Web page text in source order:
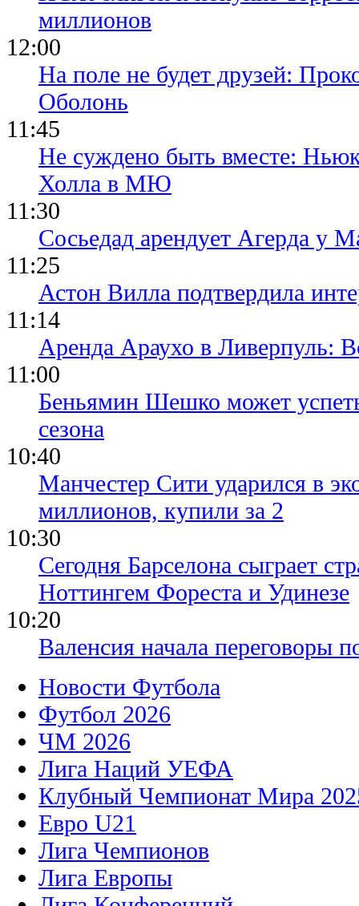
миллионов
12:00
На поле не будет друзей:
Оболонь
11:45
Не суждено быть вместе:
Холла в МЮ
11:30
Сосьедад арендует Агерда у
11:25
Астон Вилла подтвердила
11:14
Аренда Араухо в Ливерпуль:
11:00
Беньямин Шешко может
сезона
10:40
Манчестер Сити ударился в
миллионов, купили за 2
10:30
Сегодня Барселона сыграет
Ноттингем Фореста и Удинезе
10:20
Валенсия начала переговоры
Новости Футбола
Футбол 2026
ЧМ 2026
Лига Наций УЕФА
Клубный Чемпионат Мира
Евро U21
Лига Чемпионов
Лига Европы